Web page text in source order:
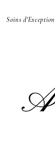
Soins d'Exception